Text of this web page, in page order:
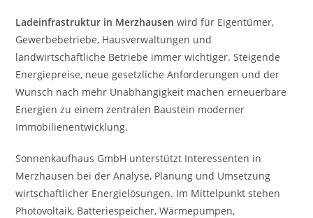
Ladeinfrastruktur in Merzhausen wird für Eigentümer,
Gewerbebetriebe, Hausverwaltungen und
landwirtschaftliche Betriebe immer wichtiger. Steigende
Energiepreise, neue gesetzliche Anforderungen und der
Wunsch nach mehr Unabhängigkeit machen erneuerbare
Energien zu einem zentralen Baustein moderner
Immobilienentwicklung.
Sonnenkaufhaus GmbH unterstützt Interessenten in
Merzhausen bei der Analyse, Planung und Umsetzung
wirtschaftlicher Energielösungen. Im Mittelpunkt stehen
Photovoltaik, Batteriespeicher, Wärmepumpen,